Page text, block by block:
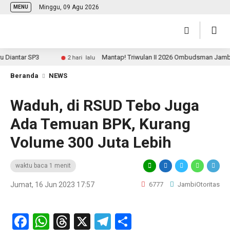
MENU Minggu, 09 Agu 2026
SP3 2 hari lalu Mantap! Triwulan II 2026 Ombudsman Jambi
Beranda NEWS
Waduh, di RSUD Tebo Juga
Ada Temuan BPK, Kurang
Volume 300 Juta Lebih
waktu baca 1 menit
Jumat, 16 Jun 2023 17:57 6777 JambiOtoritas
Facebook
WhatsApp
Threads
X Telegram